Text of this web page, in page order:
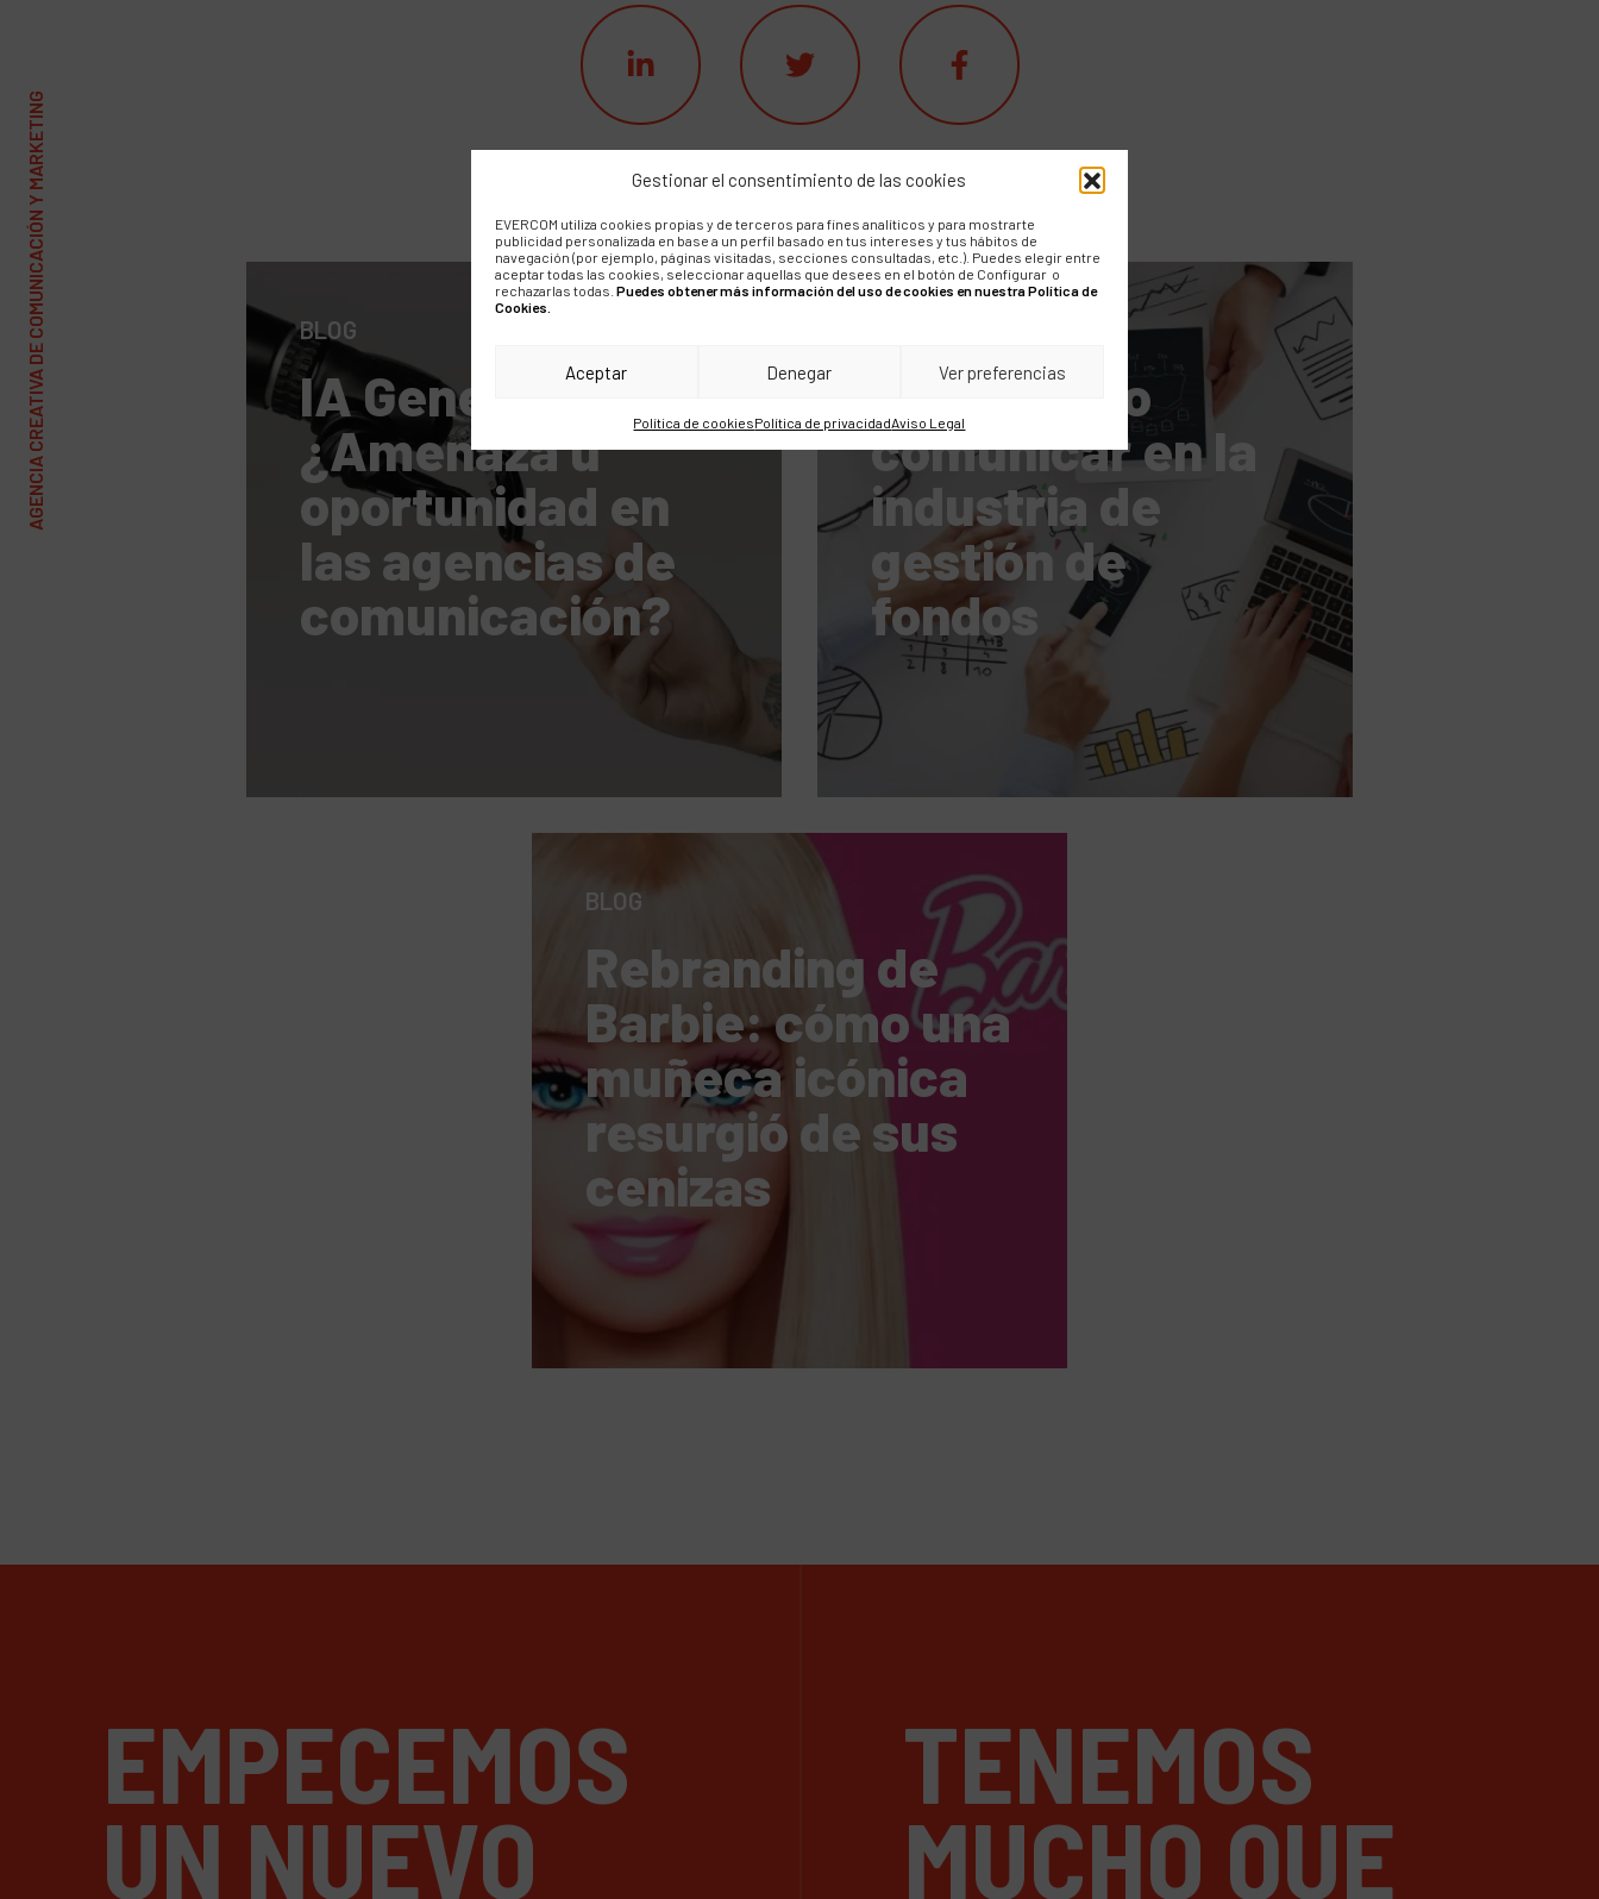
Gestionar el consentimiento de las cookies
EVERCOM utiliza cookies propias y de terceros para fines analíticos y para mostrarte
publicidad personalizada en base a un perfil basado en tus intereses y tus hábitos de
navegación (por ejemplo, páginas visitadas, secciones consultadas, etc.). Puedes elegir entre
aceptar todas las cookies, seleccionar aquellas que desees en el botón de Configurar o
rechazarlas todas. Puedes obtener más información del uso de cookies en nuestra Política de
Cookies.
Aceptar Denegar Ver preferencias
Política de cookiesPolítica de privacidadAviso Legal
AGENCIA CREATIVA DE COMUNICACIÓN Y MARKETING BLOG
IA Generativa:
¿Amenaza u
oportunidad en
las agencias de
comunicación?
Qué y cómo
comunicar en la
industria de
gestión de
fondos
BLOG
Rebranding de
Barbie: cómo una
muñeca icónica
resurgió de sus
cenizas
EMPECEMOS
UN NUEVO
TENEMOS
MUCHO QUE